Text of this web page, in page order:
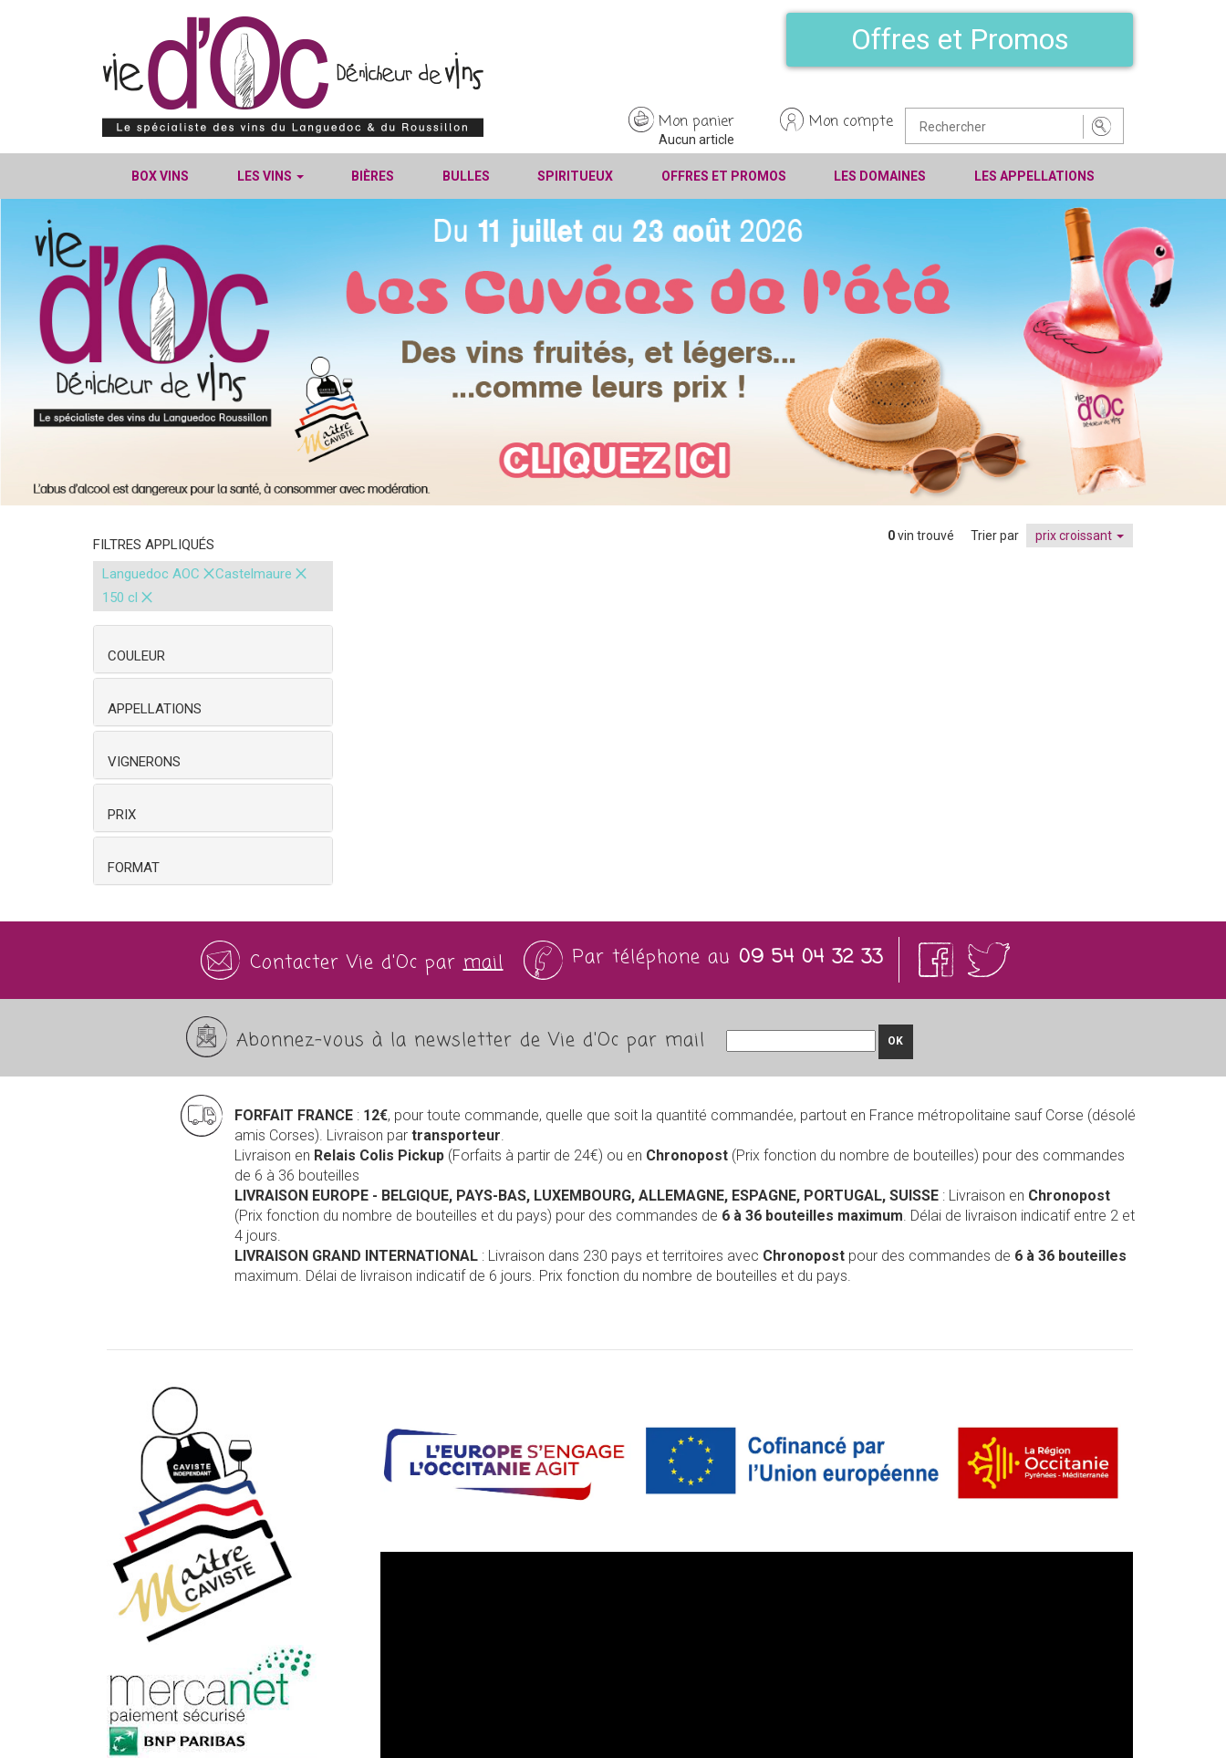
Offres et Promos
Mon panier
Aucun article
Mon compte
BOX VINS LES VINS BIÈRES BULLES SPIRITUEUX OFFRES ET PROMOS LES DOMAINES LES APPELLATIONS
FILTRES APPLIQUÉS
Languedoc AOC ×Castelmaure ×
150 cl ×
COULEUR
APPELLATIONS
VIGNERONS
PRIX
FORMAT
0vin trouvé Trier par prix croissant
Contacter Vie d'Oc parmail Par téléphone au 09 54 04 32 33
Abonnez-vous à la newsletter de Vie d'Oc par mail OK
FORFAIT FRANCE : 12€, pour toute commande, quelle que soit la quantité commandée, partout en France métropolitaine sauf Corse (désolé
amis Corses). Livraison partransporteur.
Livraison en Relais Colis Pickup (Forfaits à partir de 24€) ou en Chronopost (Prix fonction du nombre de bouteilles) pour des commandes
de 6 à 36 bouteilles
LIVRAISON EUROPE - BELGIQUE, PAYS-BAS, LUXEMBOURG, ALLEMAGNE, ESPAGNE, PORTUGAL, SUISSE : Livraison en Chronopost
(Prix fonction du nombre de bouteilles et du pays) pour des commandes de 6 à 36 bouteilles maximum. Délai de livraison indicatif entre 2 et
4 jours.
LIVRAISON GRAND INTERNATIONAL : Livraison dans 230 pays et territoires avec Chronopost pour des commandes de 6 à 36 bouteilles
maximum. Délai de livraison indicatif de 6 jours. Prix fonction du nombre de bouteilles et du pays.